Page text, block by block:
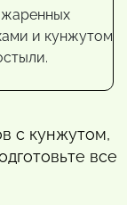
с кунжутом,
все